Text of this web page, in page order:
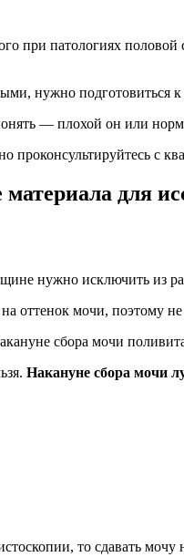
при патологиях
нужно подготовиться к
— плохой он или
проконсультируйтесь
для
нужно исключить из
оттенок мочи, поэтому
сбора мочи
Накануне сбора мочи
то сдавать мочу